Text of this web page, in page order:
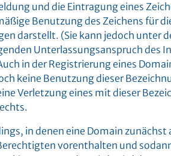
und die Eintragung eines
Benutzung des Zeichens für
darstellt. (Sie kann jedoch unter
Unterlassungsanspruch des
in der Registrierung eines
keine Benutzung dieser
Verletzung eines mit dieser
in denen eine Domain
vorenthalten und